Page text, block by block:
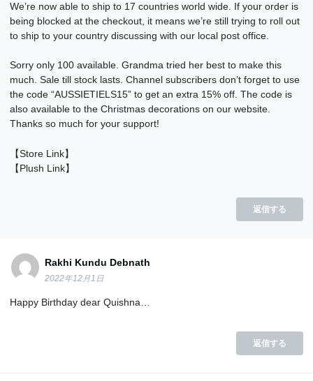
We’re now able to ship to 17 countries world wide. If your order is
being blocked at the checkout, it means we’re still trying to roll out
to ship to your country discussing with our local post office.
Sorry only 100 available. Grandma tried her best to make this
much. Sale till stock lasts. Channel subscribers don’t forget to use
the code “AUSSIETIELS15” to get an extra 15% off. The code is
also available to the Christmas decorations on our website.
Thanks so much for your support!
【Store Link】
【Plush Link】
返信する
Rakhi Kundu Debnath
2022年12月1日
Happy Birthday dear Quishna…
返信する